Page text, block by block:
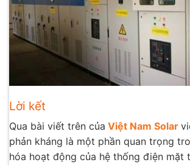
Lời kết
Qua bài viết trên của Việt Nam Solar
phản kháng là một phần quan trọng
hóa hoạt động của hệ thống điện mặt